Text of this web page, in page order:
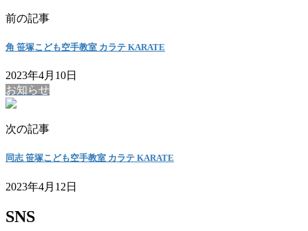
前の記事
角 笹塚こども空手教室 カラテ KARATE
2023年4月10日
お知らせ
次の記事
同志 笹塚こども空手教室 カラテ KARATE
2023年4月12日
SNS